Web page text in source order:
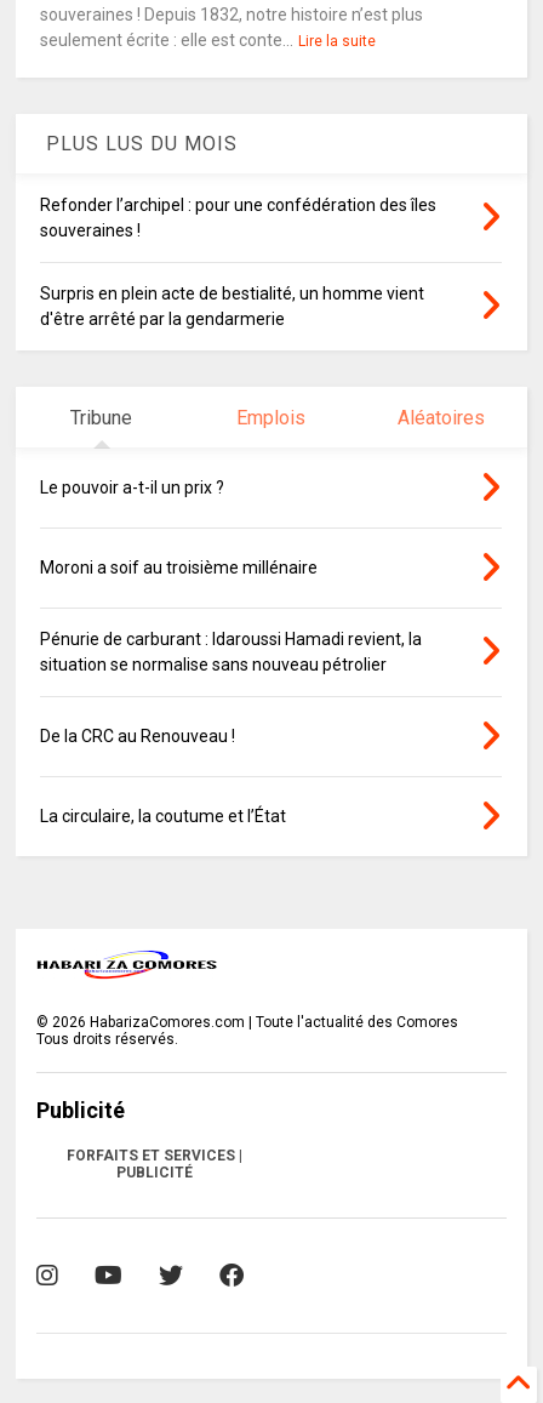
souveraines ! Depuis 1832, notre histoire n’est plus
seulement écrite : elle est conte...
Lire la suite
PLUS LUS DU MOIS
Refonder l’archipel : pour une confédération des îles
souveraines !
Surpris en plein acte de bestialité, un homme vient
d'être arrêté par la gendarmerie
Tribune Emplois Aléatoires
Le pouvoir a-t-il un prix ?
Moroni a soif au troisième millénaire
Pénurie de carburant : Idaroussi Hamadi revient, la
situation se normalise sans nouveau pétrolier
De la CRC au Renouveau !
La circulaire, la coutume et l’État
©2026 HabarizaComores.com | Toute l'actualité des Comores
Tous droits réservés.
Publicité
FORFAITS ET SERVICES |
PUBLICITÉ